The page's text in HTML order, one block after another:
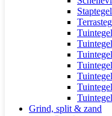
Grind, split & zand